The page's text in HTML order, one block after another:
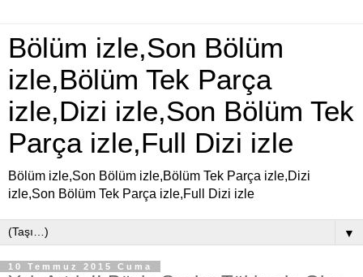
Bölüm izle,Son Bölüm
izle,Bölüm Tek Parça
izle,Dizi izle,Son Bölüm Tek
Parça izle,Full Dizi izle
Bölüm izle,Son Bölüm izle,Bölüm Tek Parça izle,Dizi
izle,Son Bölüm Tek Parça izle,Full Dizi izle
▼
10 Temmuz 2015 Cuma